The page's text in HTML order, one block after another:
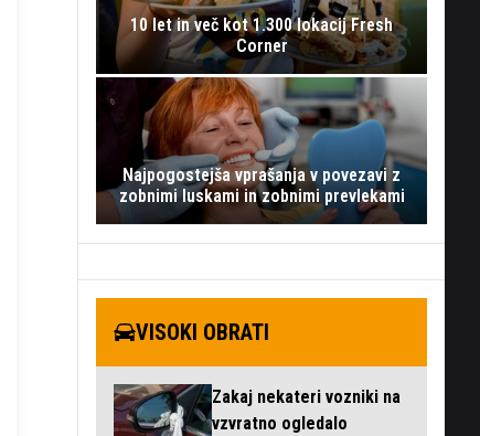
10 let in več kot 1.300 lokacij Fresh
Corner
Najpogostejša vprašanja v povezavi z
zobnimi luskami in zobnimi prevlekami
VISOKI OBRATI
Zakaj nekateri vozniki na
vzvratno ogledalo